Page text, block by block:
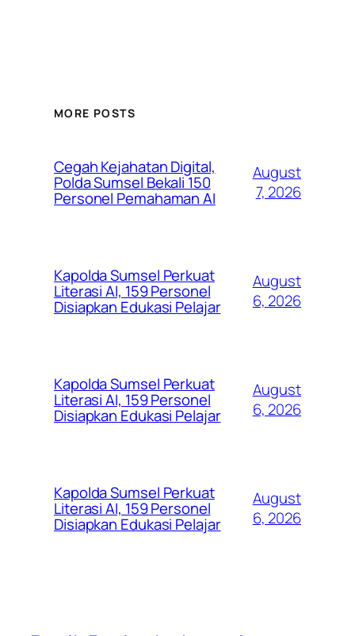
MORE POSTS
Cegah Kejahatan Digital,
Polda Sumsel Bekali 150
Personel Pemahaman AI
August
7, 2026
Kapolda Sumsel Perkuat
Literasi AI, 159 Personel
Disiapkan Edukasi Pelajar
August
6, 2026
Kapolda Sumsel Perkuat
Literasi AI, 159 Personel
Disiapkan Edukasi Pelajar
August
6, 2026
Kapolda Sumsel Perkuat
Literasi AI, 159 Personel
Disiapkan Edukasi Pelajar
August
6, 2026